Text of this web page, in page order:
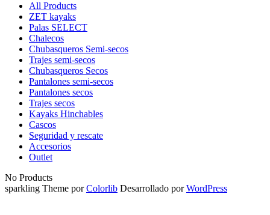
All Products
ZET kayaks
Palas SELECT
Chalecos
Chubasqueros Semi-secos
Trajes semi-secos
Chubasqueros Secos
Pantalones semi-secos
Pantalones secos
Trajes secos
Kayaks Hinchables
Cascos
Seguridad y rescate
Accesorios
Outlet
No Products
sparkling Theme porColorlib Desarrollado porWordPress